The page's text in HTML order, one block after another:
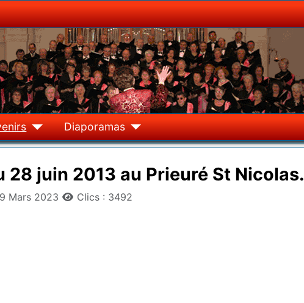
Diaporamas
juin 2013 au Prieuré St Nicolas.
Mars 2023 Clics : 3492